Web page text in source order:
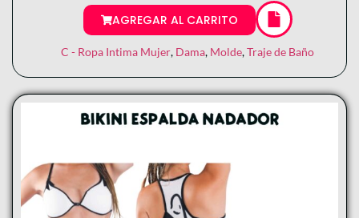
AGREGAR AL CARRITO
C - Ropa Intima Mujer, Dama, Molde,Traje de Baño